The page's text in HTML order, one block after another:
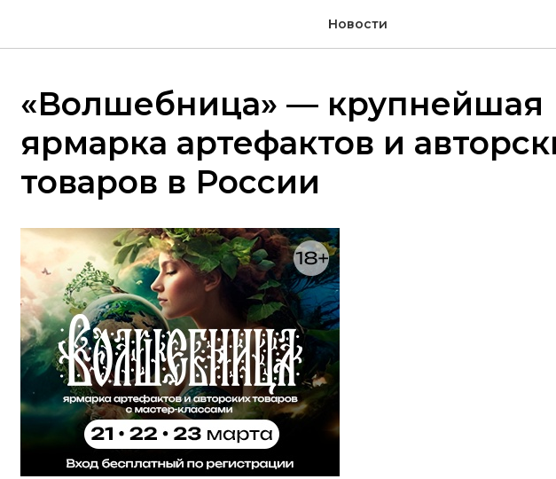
Новости
«Волшебница» — крупнейшая
ярмарка артефактов и
товаров в России